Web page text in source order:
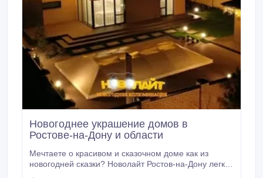
Новогоднее украшение домов в
Ростове-на-Дону и области
Мечтаете о красивом и сказочном доме как из
новогодней сказки? Новолайт Ростов-на-Дону легко